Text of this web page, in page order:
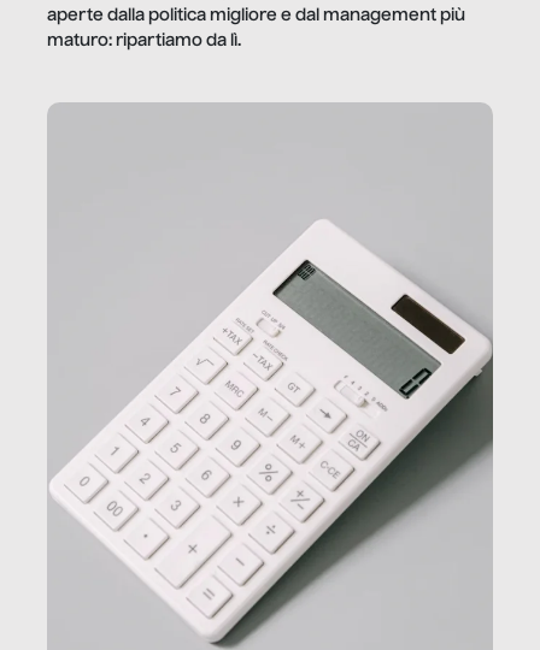
aperte dalla politica migliore e dal management più
maturo: ripartiamo da lì.